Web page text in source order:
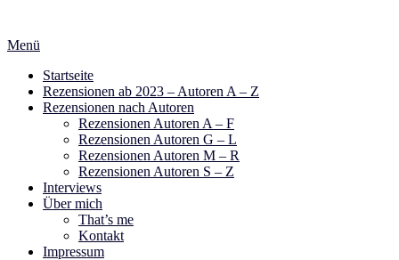
springen
Menü
Startseite
Rezensionen ab 2023 – Autoren A – Z
Rezensionen nach Autoren
Rezensionen Autoren A – F
Rezensionen Autoren G – L
Rezensionen Autoren M – R
Rezensionen Autoren S – Z
Interviews
Über mich
That’s me
Kontakt
Impressum